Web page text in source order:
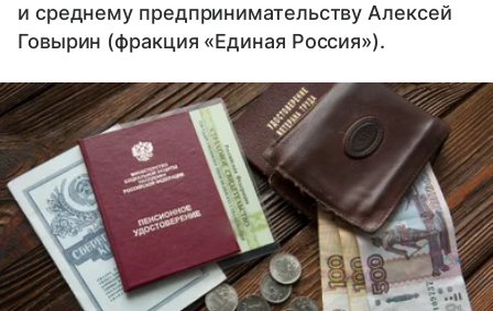
и среднему предпринимательству Алексей
Говырин (фракция «Единая Россия»).